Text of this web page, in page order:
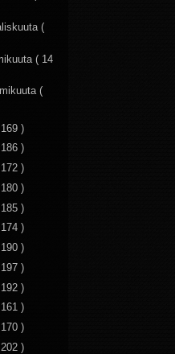
(
( 14
(
)
)
)
)
)
)
)
)
)
)
)
)